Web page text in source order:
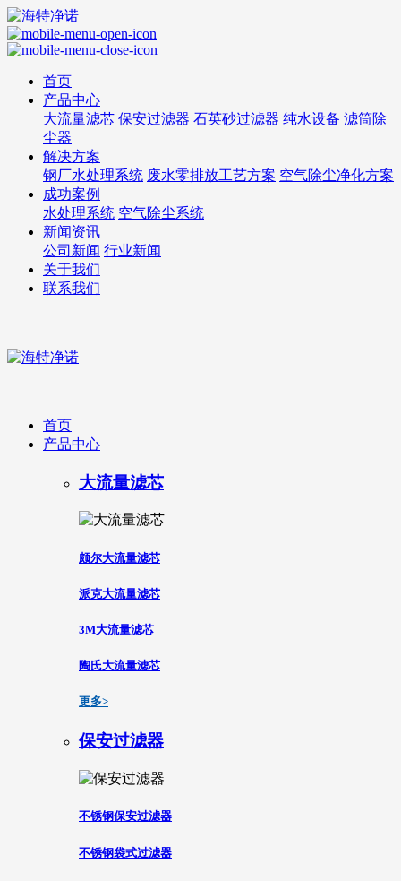
首页
产品中心
大流量滤芯 保安过滤器 石英砂过滤器 纯水设备 滤筒除
尘器
解决方案
钢厂水处理系统 废水零排放工艺方案 空气除尘净化方案
成功案例
水处理系统 空气除尘系统
新闻资讯
公司新闻 行业新闻
关于我们
联系我们
首页
产品中心
大流量滤芯
颇尔大流量滤芯
派克大流量滤芯
3M大流量滤芯
陶氏大流量滤芯
更多>
保安过滤器
不锈钢保安过滤器
不锈钢袋式过滤器